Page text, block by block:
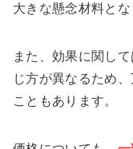
大きな懸念材料とな
また、効果に関し
じ方が異なるため
こともあります。